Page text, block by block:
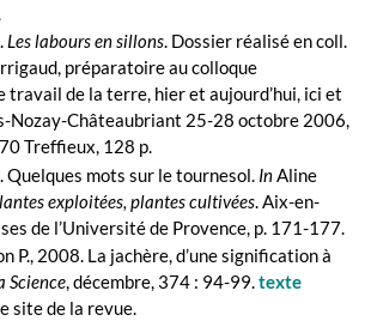
Les labours en sillons. Dossier réalisé en coll.
préparatoire au colloque
travail de la terre, hier et aujourd’hui, ici et
Nozay-Châteaubriant 25-28 octobre 2006,
Treffieux, 128 p.
Quelques mots sur le tournesol. InAline
exploitées, plantes cultivées. Aix-en-
de l’Université de Provence, p. 171-177.
P., 2008. La jachère, d’une signification à
Science, décembre, 374 : 94-99.texte
site de la revue.